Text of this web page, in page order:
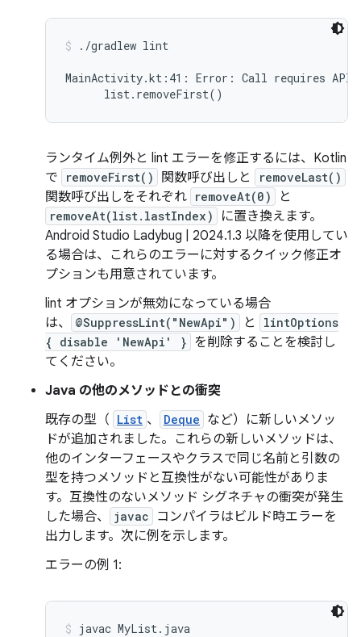
./gradlew lint
MainActivity.kt:41: Error: Call requires
ランタイム例外と lint エラーを修正するには、Kotlin
で
removeFirst() 関数呼び出しと removeLast()
関数呼び出しをそれぞれ removeAt(0) と
removeAt(list.lastIndex)
に置き換えます。
Android Studio Ladybug | 2024.1.3 以降を使用してい
る場合は、これらのエラーに対するクイック修正オ
プションも用意されています。
lint オプションが無効になっている場合
は、
@SuppressLint("NewApi") と
lintOptions
{ disable 'NewApi' } を削除することを検討し
てください。
Java の他のメソッドとの衝突
既存の型（ List 、 Deque など）に新しいメソッ
ドが追加されました。これらの新しいメソッドは、
他のインターフェースやクラスで同じ名前と引数の
型を持つメソッドと互換性がない可能性がありま
す。互換性のないメソッド シグネチャの衝突が発生
した場合、
javac
コンパイラはビルド時エラーを
出力します。次に例を示します。
エラーの例 1:
javac MyList.java